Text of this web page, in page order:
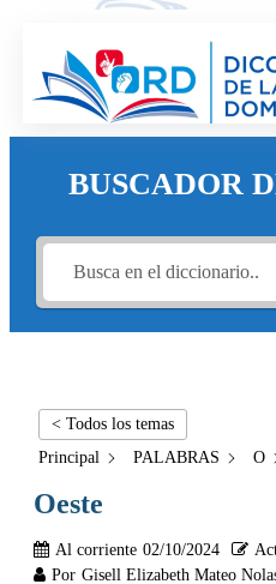
BUSCADOR
< Todos los temas
Principal
PALABRAS O
Oeste
Al corriente 02/10/2024
Por Gisell Elizabeth Mateo